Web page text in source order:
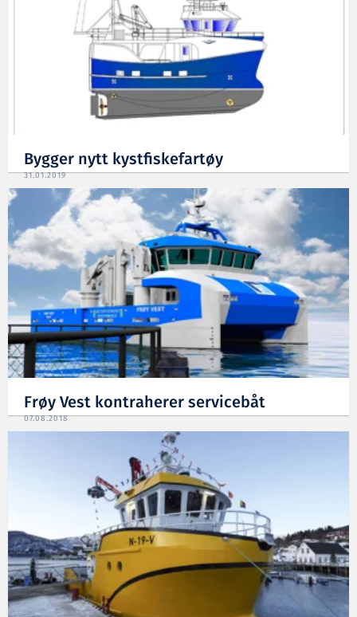
Bygger nytt kystfiskefartøy
31.01.2019
Frøy Vest kontraherer servicebåt
07.08.2018